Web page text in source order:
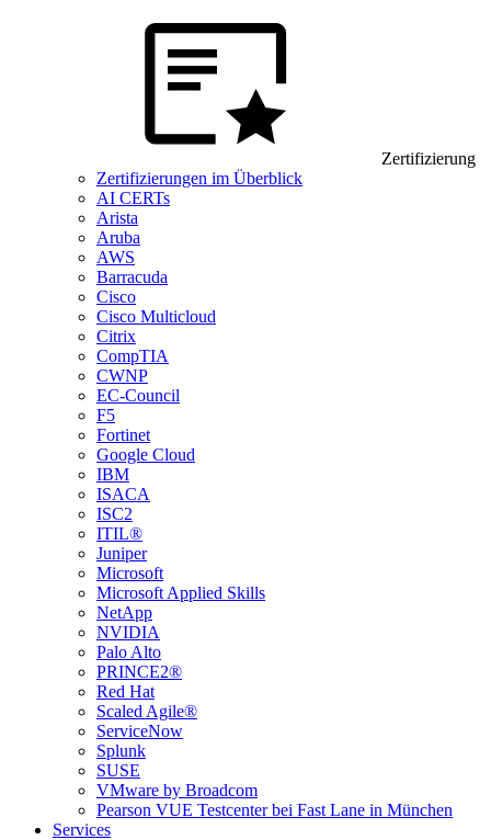
Zertifizierung
Zertifizierungen im Überblick
AI CERTs
Arista
Aruba
AWS
Barracuda
Cisco
Cisco Multicloud
Citrix
CompTIA
CWNP
EC-Council
F5
Fortinet
Google Cloud
IBM
ISACA
ISC2
ITIL®
Juniper
Microsoft
Microsoft Applied Skills
NetApp
NVIDIA
Palo Alto
PRINCE2®
Red Hat
Scaled Agile®
ServiceNow
Splunk
SUSE
VMware by Broadcom
Pearson VUE Testcenter bei Fast Lane in München
Services